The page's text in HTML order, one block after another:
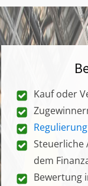
Kauf oder
Steuerliche
dem
Bewertung